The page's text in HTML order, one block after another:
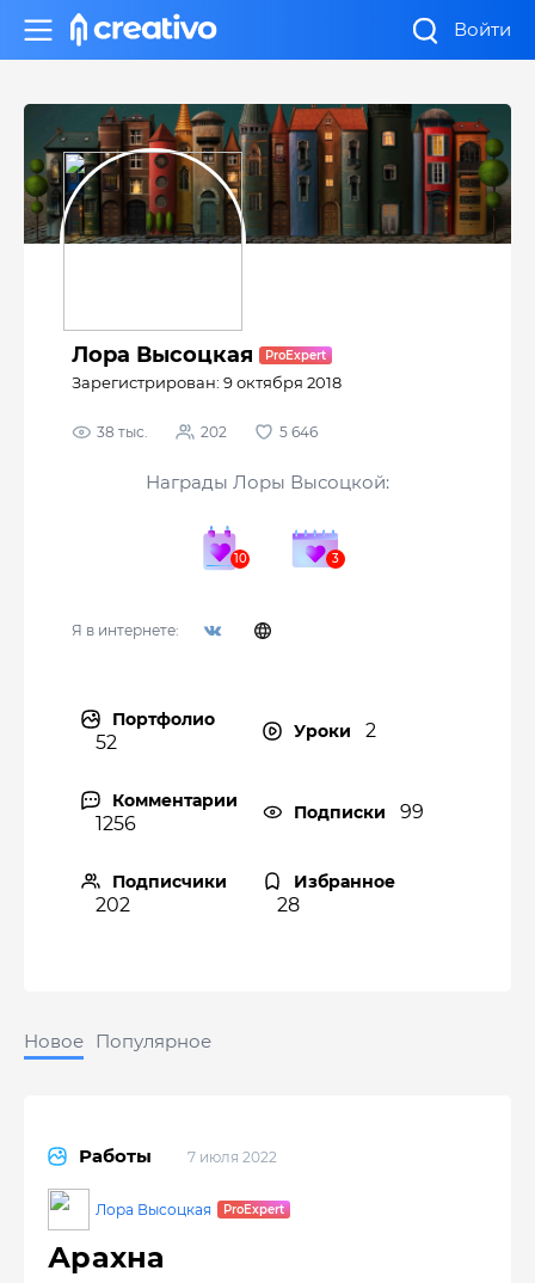
Войти
Лора Высоцкая
Зарегистрирован: 9 октября 2018
38 тыс. 202 5 646
Награды Лоры Высоцкой:
Я в интернете:
Портфолио
52 Уроки 2
Комментарии
1256 Подписки 99
Подписчики
202
Избранное
28
Новое Популярное
Работы 7 июля 2022
Лора Высоцкая
Арахна